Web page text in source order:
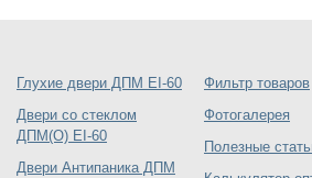
Глухие двери ДПМ EI-60
Двери со стеклом
ДПМ(О) EI-60
Двери Антипаника ДПМ
Фильтр товаров
Фотогалерея
Полезные